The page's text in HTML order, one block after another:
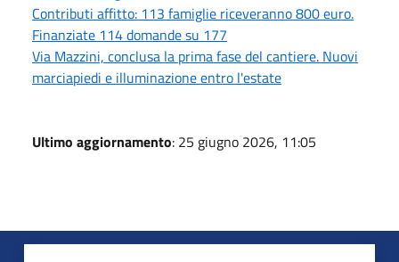
Contributi affitto: 113 famiglie riceveranno 800 euro.
Finanziate 114 domande su 177
Via Mazzini, conclusa la prima fase del cantiere. Nuovi
marciapiedi e illuminazione entro l'estate
Ultimo aggiornamento: 25 giugno 2026, 11:05